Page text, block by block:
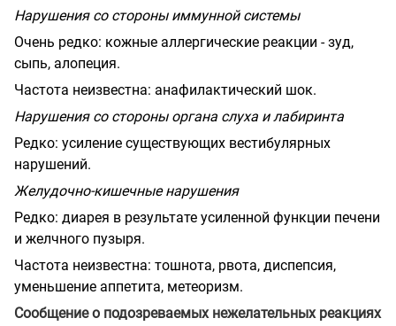
Нарушения со стороны иммунной системы
Очень редко: кожные аллергические реакции - зуд,
сыпь, алопеция.
Частота неизвестна: анафилактический шок.
Нарушения со стороны органа слуха и лабиринта
Редко: усиление существующих вестибулярных
нарушений.
Желудочно-кишечные нарушения
Редко: диарея в результате усиленной функции печени
и желчного пузыря.
Частота неизвестна: тошнота, рвота, диспепсия,
уменьшение аппетита, метеоризм.
Сообщение о подозреваемых нежелательных реакциях